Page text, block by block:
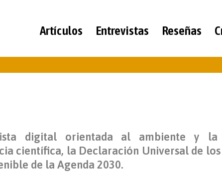
Artículos Entrevistas Reseñas
digital orientada al ambiente y la
científica, la Declaración Universal de
de la Agenda 2030.